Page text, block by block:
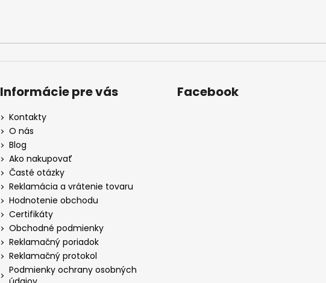
Informácie pre vás
Kontakty
O nás
Blog
Ako nakupovať
Časté otázky
Reklamácia a vrátenie tovaru
Hodnotenie obchodu
Certifikáty
Obchodné podmienky
Reklamačný poriadok
Reklamačný protokol
Podmienky ochrany osobných
Facebook